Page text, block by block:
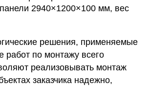
2940×1200×100 мм, вес
решения, применяемые
работ по монтажу всего
реализовывать монтаж
заказчика надежно,